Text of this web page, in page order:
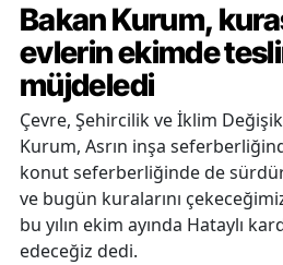
Bakan Kurum,
evlerin ekimde
müjdeledi
Çevre, Şehircilik ve İklim
Kurum, Asrın inşa
konut seferberliğinde de
ve bugün kuralarını
bu yılın ekim ayında Hataylı
edeceğiz dedi.